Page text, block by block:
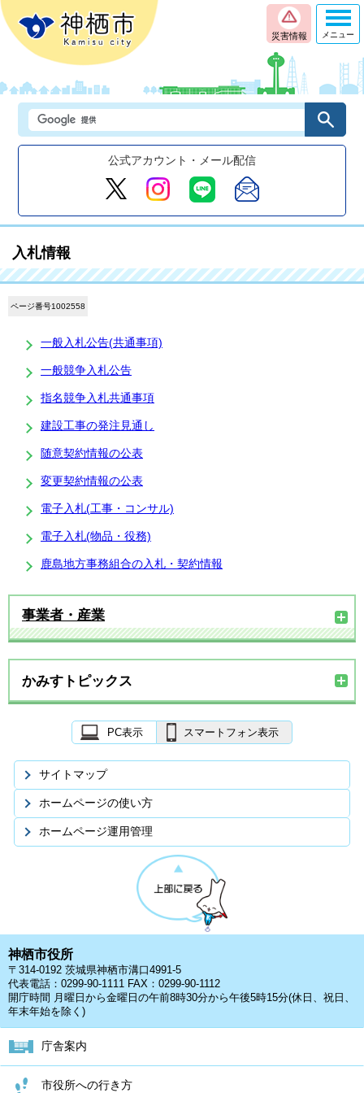
災害情報
公式アカウント・メール配信
メニュー
入札情報
ページ番号1002558
一般入札公告(共通事項)
一般競争入札公告
指名競争入札共通事項
建設工事の発注見通し
随意契約情報の公表
変更契約情報の公表
電子入札(工事・コンサル)
電子入札(物品・役務)
鹿島地方事務組合の入札・契約情報
事業者・産業
かみすトピックス
PC表示 スマートフォン表示
サイトマップ
ホームページの使い方
ホームページ運用管理
神栖市役所
〒314-0192 茨城県神栖市溝口4991-5
代表電話：0299-90-1111 FAX：0299-90-1112
開庁時間 月曜日から金曜日の午前8時30分から午後5時15分(休日、祝日、
年末年始を除く)
庁舎案内
市役所への行き方